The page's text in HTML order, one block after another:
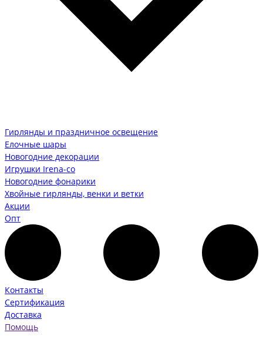
Гирлянды и праздничное освещение
Елочные шары
Новогодние декорации
Игрушки Irena-co
Новогодние фонарики
Хвойные гирлянды, венки и ветки
Акции
Опт
Контакты
Сертификация
Доставка
Помощь